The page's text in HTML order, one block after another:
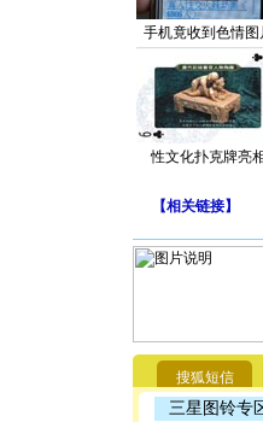
手机竟收到色情图
性文化扑克牌亮
【相关链接】
搜狐短信
三星图铃专